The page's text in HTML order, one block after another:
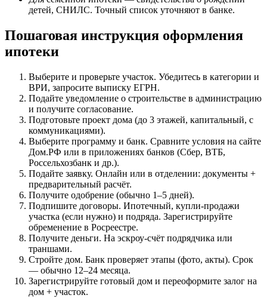
детей, СНИЛС. Точный список уточняют в банке.
Пошаговая инструкция оформления
ипотеки
Выберите и проверьте участок. Убедитесь в категории и
ВРИ, запросите выписку ЕГРН.
Подайте уведомление о строительстве в администрацию
и получите согласование.
Подготовьте проект дома (до 3 этажей, капитальный, с
коммуникациями).
Выберите программу и банк. Сравните условия на сайте
Дом.РФ или в приложениях банков (Сбер, ВТБ,
Россельхозбанк и др.).
Подайте заявку. Онлайн или в отделении: документы +
предварительный расчёт.
Получите одобрение (обычно 1–5 дней).
Подпишите договоры. Ипотечный, купли-продажи
участка (если нужно) и подряда. Зарегистрируйте
обременение в Росреестре.
Получите деньги. На эскроу-счёт подрядчика или
траншами.
Стройте дом. Банк проверяет этапы (фото, акты). Срок
— обычно 12–24 месяца.
Зарегистрируйте готовый дом и переоформите залог на
дом + участок.